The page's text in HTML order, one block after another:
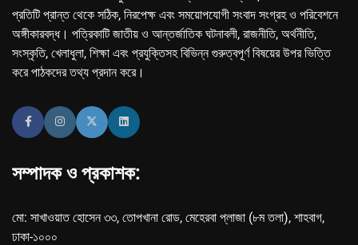
প্রতিটি প্রান্ত থেকে সঠিক, নিরপেক্ষ এবং সময়োপযোগী সংবাদ সংগ্রহ ও পরিবেশনে
অঙ্গীকারবদ্ধ। পত্রিকাটি জাতীয় ও আন্তর্জাতিক ঘটনাবলী, রাজনীতি, অর্থনীতি,
সংস্কৃতি, খেলাধুলা, শিক্ষা এবং প্রযুক্তিসহ বিভিন্ন গুরুত্বপূর্ণ বিষয়ের উপর ভিত্তি
করে পাঠকদের তথ্য প্রদান করে।
সম্পাদক ও প্রকাশক:
মো: সাখাওয়াত হোসেন ৩৩, তোপখানা রোড, মেহেরবা প্লাজা (৮ম তলা), শাহবাগ,
ঢাকা-১০০০